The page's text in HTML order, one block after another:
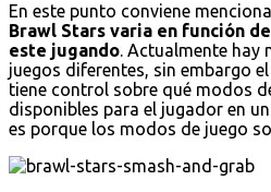
En este punto conviene
Brawl Stars varia en función
este jugando. Actualmente hay
juegos diferentes, sin embargo
tiene control sobre qué modos
disponibles para el jugador en
es porque los modos de juego